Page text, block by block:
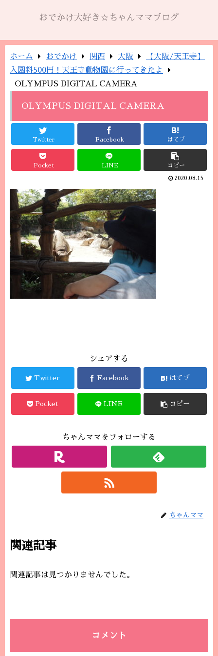
おでかけ大好き☆ちゃんママブログ
ホーム おでかけ 関西 大阪
【大阪/天王寺】
入園料500円！天王寺動物園に行ってきたよ
OLYMPUS DIGITAL CAMERA
OLYMPUS DIGITAL CAMERA
Twitter Facebook はてブ
Pocket LINE コピー
2020.08.15
シェアする
Twitter Facebook はてブ
Pocket LINE コピー
ちゃんママをフォローする
ちゃんママ
関連記事
関連記事は見つかりませんでした。
コメント